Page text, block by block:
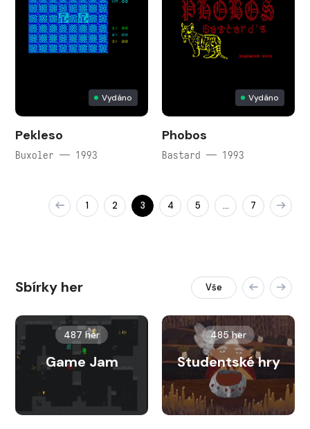
Vydáno
Pekleso
Buxoler — 1993
Vydáno
Phobos
Bastard — 1993
1 2 3 4 5 … 7
Sbírky her Vše
487 her
Game Jam
485 her
Studentské hry